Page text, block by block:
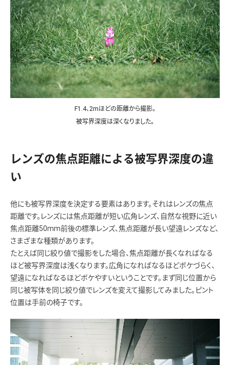
F1.4、2mほどの距離から撮影。
被写界深度は深くなりました。
レンズの焦点距離による被写界深度の違
い
他にも被写界深度を決定する要素はあります。それはレンズの焦点
距離です。レンズには焦点距離が短い広角レンズ、自然な視野に近い
焦点距離50mm前後の標準レンズ、焦点距離が長い望遠レンズなど、
さまざまな種類があります。
たとえば同じ絞り値で撮影をした場合、焦点距離が長くなればなる
ほど被写界深度は浅くなります。広角になればなるほどボケづらく、
望遠になればなるほどボケやすいということです。まず同じ位置から
同じ被写体を同じ絞り値でレンズを変えて撮影してみました。ピント
位置は手前の椅子です。